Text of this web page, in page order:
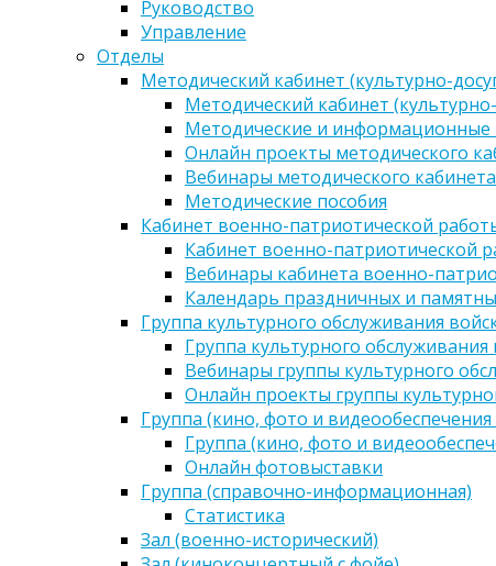
Руководство
Управление
Отделы
Методический кабинет (культурно-
Методический кабинет
Методические и информационные
Онлайн проекты методического
Вебинары методического
Методические пособия
Кабинет военно-патриотической
Кабинет военно-патриотической
Вебинары кабинета военно-
Календарь праздничных и
Группа культурного обслуживания
Группа культурного обслуживания
Вебинары группы культурного
Онлайн проекты группы
Группа (кино, фото и
Группа (кино, фото и
Онлайн фотовыставки
Группа (справочно-информационная)
Статистика
Зал (военно-исторический)